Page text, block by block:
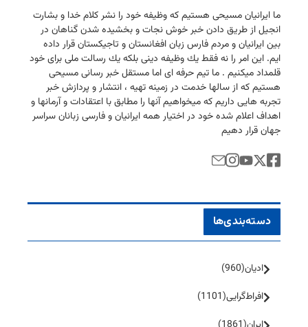
ما ایرانیان مسیحی هستیم كه وظیفه خود را نشر كلام خدا و بشارت
انجیل از طریق دادن خبر خوش نجات و بخشیده شدن گناهان در
بین ایرانیان و مردم فارس زبان افغانستان و تاجیكستان قرار داده
ایم. این امر را نه فقط یك وظیفه دینی بلكه یك رسالت ملی برای خود
قلمداد میكنیم . ما تیم حرفه ای اما مستقل خبر رسانی مسیحی
هستیم كه از سالها خدمت در زمینه تهیه ، انتشار و پردازش خبر
تجربه هایی داریم كه میخواهیم آنها را مطابق با اعتقادات و آرمانها و
اهداف اعلام شده خود در اختیار همه ایرانیان و فارسی زبانان سراسر
جهان قرار دهیم
دسته‌بندی‌ها
ادیان(960)
افراط‌گرایی(1101)